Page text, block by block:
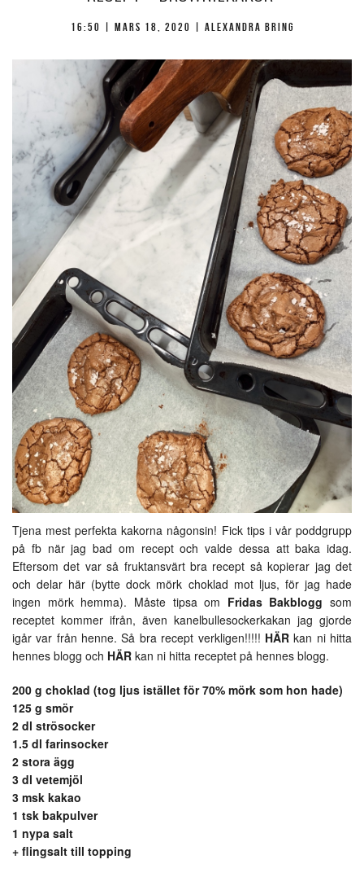
16:50 | mars 18, 2020 | Alexandra Bring
Tjena mest perfekta kakorna någonsin! Fick tips i vår poddgrupp
på fb när jag bad om recept och valde dessa att baka idag.
Eftersom det var så fruktansvärt bra recept så kopierar jag det
och delar här (bytte dock mörk choklad mot ljus, för jag hade
ingen mörk hemma). Måste tipsa om Fridas Bakblogg som
receptet kommer ifrån, även kanelbullesockerkakan jag gjorde
igår var från henne. Så bra recept verkligen!!!!! HÄRkan ni hitta
hennes blogg och HÄR kan ni hitta receptet på hennes blogg.
200 g choklad (tog ljus istället för 70% mörk som hon hade)
125 g smör
2 dl strösocker
1.5 dl farinsocker
2 stora ägg
3 dl vetemjöl
3 msk kakao
1 tsk bakpulver
1 nypa salt
+ flingsalt till topping